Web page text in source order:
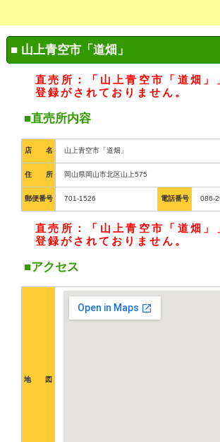
■ 山上青空市「道畑」
直売所：「山上青空市「道畑」
登録がされておりません。
■直売所内容
店 名 山上青空市「道畑」
住 所 岡山県岡山市北区山上575
郵便番号 701-1526 電話番号 086-
直売所：「山上青空市「道畑」
登録がされておりません。
■アクセス
地 図